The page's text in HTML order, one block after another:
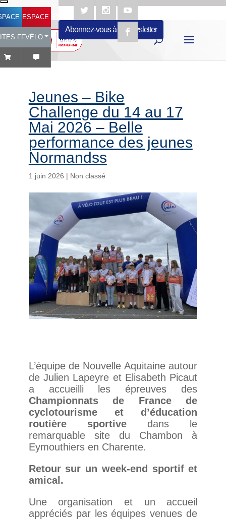
LICENCIÉ
ESPACE STRUCTURES
FFVÉLO
Abonnez-vous à la newsletter
Jeunes – Bike
Challenge du 14 au 17
Mai 2026 – Belle
performance des jeunes
Normandss
1 juin 2026 | Non classé
L’équipe de Nouvelle Aquitaine autour
de Julien Lapeyre et Elisabeth Picaut
a accueilli les épreuves des
Championnats de France de
cyclotourisme et d’éducation
routière sportivedans le
remarquable site du Chambon à
Eymouthiers en Charente.
Retour sur un week-end sportif et
amical.
Une organisation et un accueil
appréciés par les équipes venues de